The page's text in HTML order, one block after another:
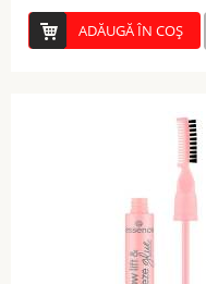
ADĂUGĂ ÎN COŞ